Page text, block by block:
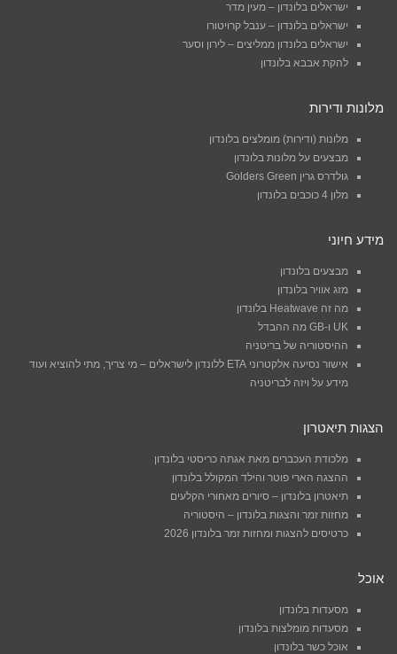
ישראלים בלונדון – מעין מדר
ישראלים בלונדון – ענבל קרויטורו
ישראלים בלונדון ממליצים – לירון וסער
להקת אבבא בלונדון
מלונות ודירות
מלונות (ודירות) מומלצים בלונדון
מבצעים על מלונות בלונדון
גולדרס גרין Golders Green
מלון 4 כוכבים בלונדון
מידע חיוני
מבצעים בלונדון
מזג אוויר בלונדון
מה זה Heatwave בלונדון
UK ו-GB מה ההבדל
ההיסטוריה של בריטניה
אישור נסיעה אלקטרוני ETA ללונדון לישראלים – מי צריך, מתי להוציא ועוד
מידע על ויזה לבריטניה
הצגות תיאטרון
מלכודת העכברים מאת אגתה כריסטי בלונדון
ההצגה הארי פוטר והילד המקולל בלונדון
תיאטרון בלונדון – סיורים מאחורי הקלעים
מחזות זמר והצגות בלונדון – היסטוריה
כרטיסים להצגות ומחזות זמר בלונדון 2026
אוכל
מסעדות בלונדון
מסעדות מומלצות בלונדון
אוכל כשר בלונדון